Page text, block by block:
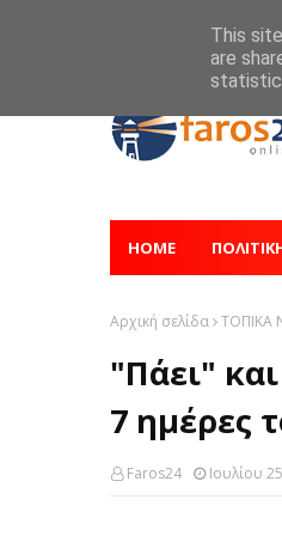
HOME
Αρχική σελίδα ΤΟΠΙΚΑ
"Πάει"
7 ημέρες
Faros24 Ιουλίου
This
are